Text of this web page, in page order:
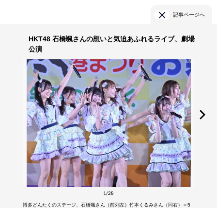
記事ページへ
HKT48 石橋颯さんの想いと気迫あふれるライブ、劇場
公演
1/28
博多どんたくのステージ、石橋颯さん（前列左）竹本くるみさん（同右）＝5